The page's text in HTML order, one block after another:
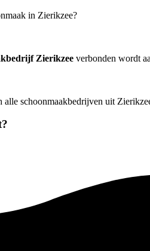
in Zierikzee?
Zierikzee verbonden wordt
schoonmaakbedrijven uit